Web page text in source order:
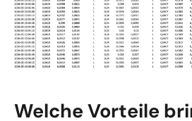
Welche Vorteile